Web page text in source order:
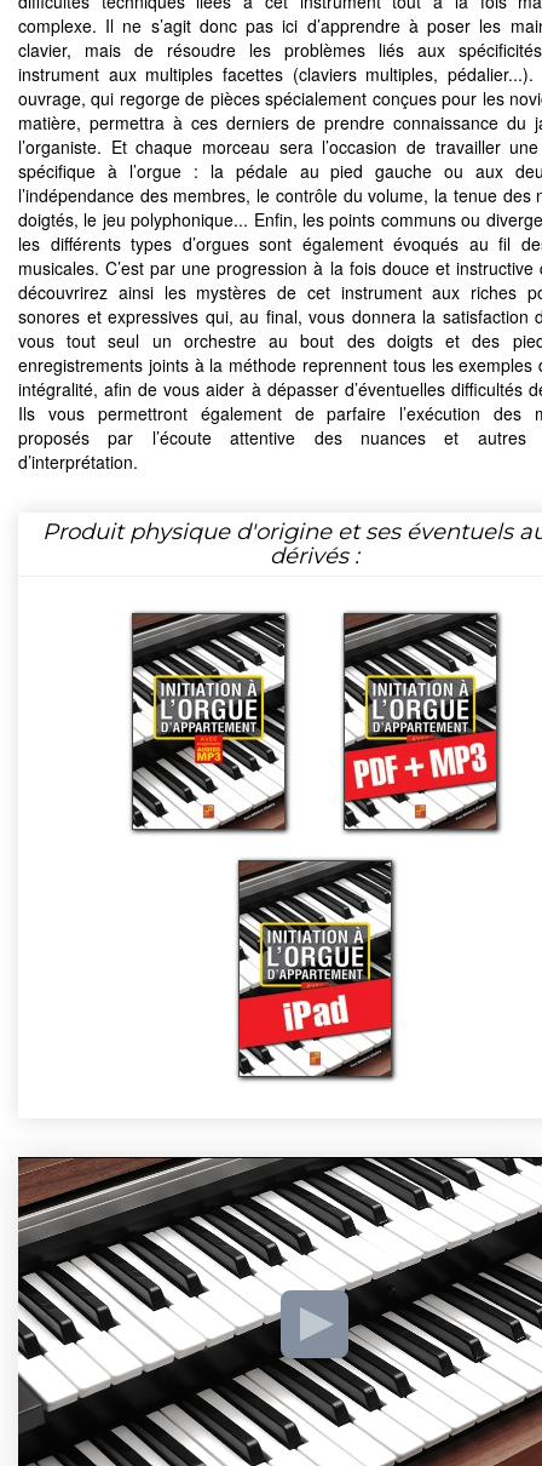
complexe. Il ne s’agit donc pas ici d’apprendre à poser les
clavier, mais de résoudre les problèmes liés aux
instrument aux multiples facettes (claviers multiples,
ouvrage, qui regorge de pièces spécialement conçues pour les
matière, permettra à ces derniers de prendre connaissance du
l’organiste. Et chaque morceau sera l’occasion de travailler
spécifique à l’orgue : la pédale au pied gauche ou aux
l’indépendance des membres, le contrôle du volume, la tenue des
doigtés, le jeu polyphonique... Enfin, les points communs ou
les différents types d’orgues sont également évoqués au fil
musicales. C’est par une progression à la fois douce et instructive
découvrirez ainsi les mystères de cet instrument aux riches
sonores et expressives qui, au final, vous donnera la satisfaction
vous tout seul un orchestre au bout des doigts et des
enregistrements joints à la méthode reprennent tous les exemples
intégralité, afin de vous aider à dépasser d’éventuelles difficultés
Ils vous permettront également de parfaire l’exécution des
proposés par l’écoute attentive des nuances et autres
d’interprétation.
Produit physique d'origine et ses éventuels
dérivés :